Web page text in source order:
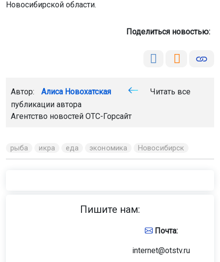
Новосибирской области.
Поделиться новостью:
Автор: Алиса Новохатская
Читать все
публикации автора
Агентство новостей ОТС-Горсайт
рыба икра еда экономика Новосибирск
Пишите нам:
Почта:
internet@otstv.ru